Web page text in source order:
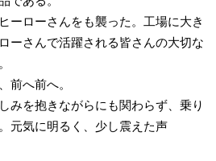
ーローさんをも襲った。工場に大き
ーさんで活躍される皆さんの大切な
前へ前へ。
みを抱きながらにも関わらず、乗り
元気に明るく、少し震えた声